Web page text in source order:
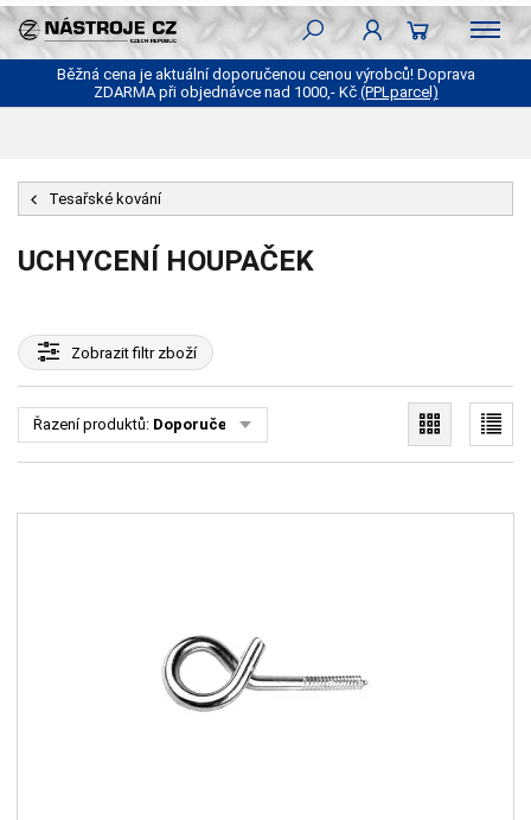
Běžná cena je aktuální doporučenou cenou výrobců! Doprava
ZDARMA při objednávce nad 1000,- Kč (PPLparcel)
Tesařské kování
UCHYCENÍ HOUPAČEK
Zobrazitfiltr zboží
Řazení produktů: Doporučené